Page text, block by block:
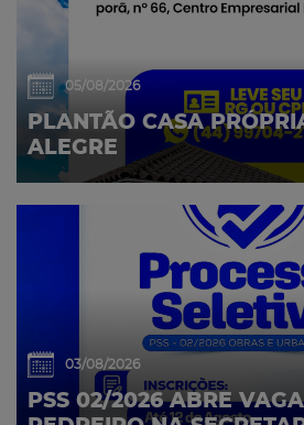
05/08/2026
PLANTÃO CASA
ALEGRE
03/08/2026
PSS 02/2026 ABRE